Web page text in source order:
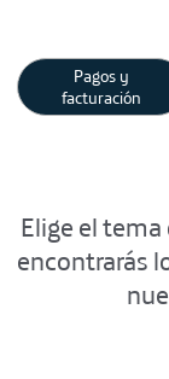
Pagos y
facturación
Elige el
encontrarás